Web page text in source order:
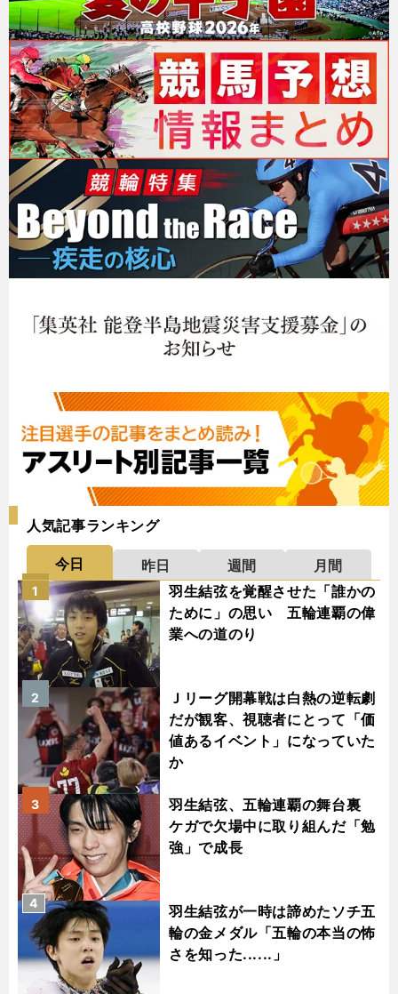
人気記事ランキング
今日 昨日 週間
月間
羽生結弦を覚醒させた「誰かの
ために」の思い 五輪連覇の偉
業への道のり
1
Ｊリーグ開幕戦は白熱の逆転劇
だが観客、視聴者にとって「価
値あるイベント」になっていた
か
2
羽生結弦、五輪連覇の舞台裏
ケガで欠場中に取り組んだ「勉
強」で成長
3
羽生結弦が一時は諦めたソチ五
輪の金メダル「五輪の本当の怖
さを知った......」
4